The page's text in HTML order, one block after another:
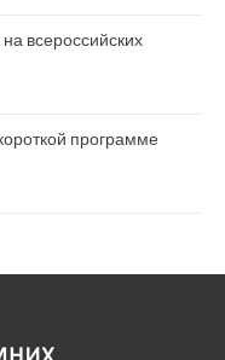
всероссийских
программе